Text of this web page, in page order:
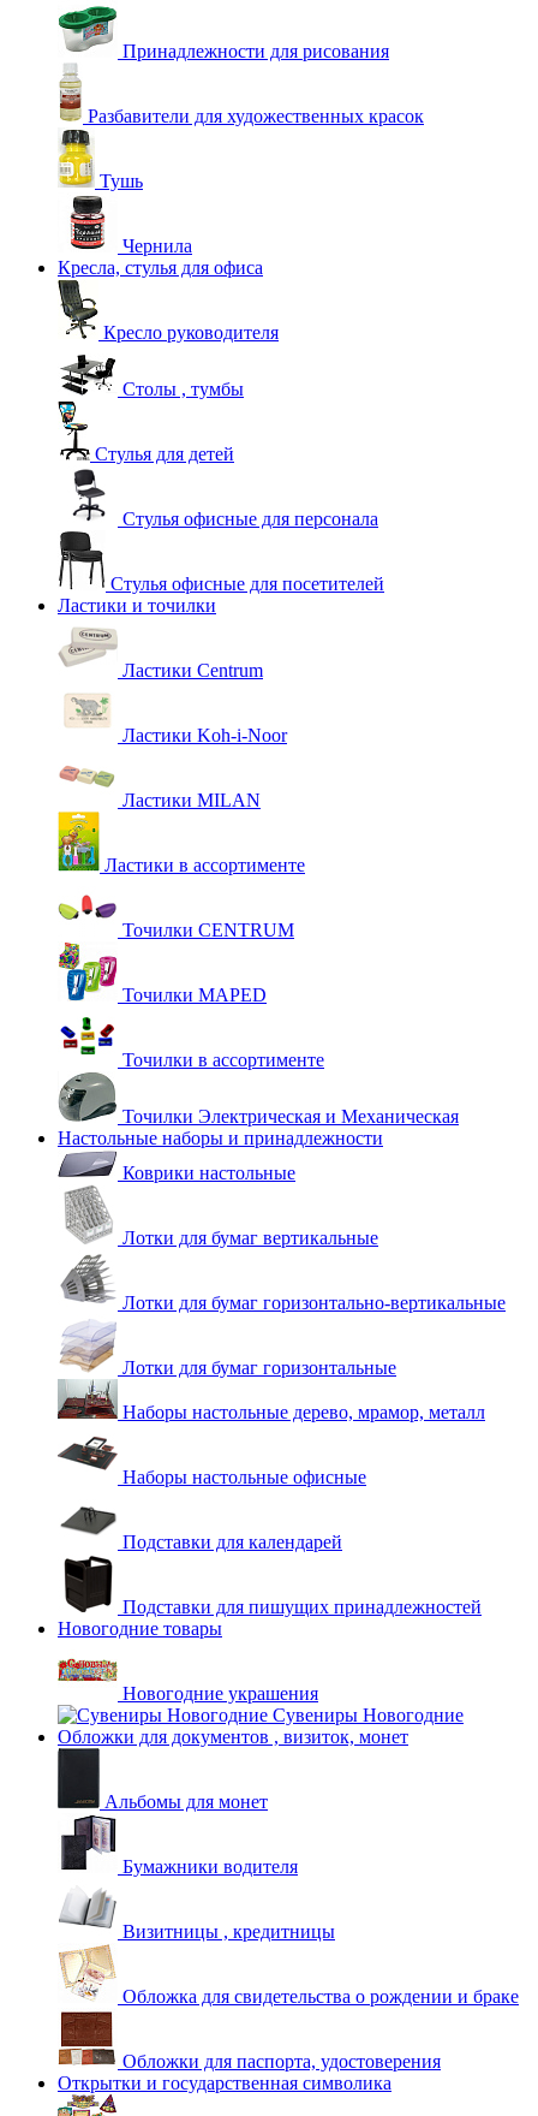
Принадлежности для рисования
Разбавители для художественных красок
Тушь
Чернила
Кресла, стулья для офиса
Кресло руководителя
Столы , тумбы
Стулья для детей
Стулья офисные для персонала
Стулья офисные для посетителей
Ластики и точилки
Ластики Centrum
Ластики Koh-i-Noor
Ластики MILAN
Ластики в ассортименте
Точилки CENTRUM
Точилки MAPED
Точилки в ассортименте
Точилки Электрическая и Механическая
Настольные наборы и принадлежности
Коврики настольные
Лотки для бумаг вертикальные
Лотки для бумаг горизонтально-вертикальные
Лотки для бумаг горизонтальные
Наборы настольные дерево, мрамор, металл
Наборы настольные офисные
Подставки для календарей
Подставки для пишущих принадлежностей
Новогодние товары
Новогодние украшения
Сувениры Новогодние
Обложки для документов , визиток, монет
Альбомы для монет
Бумажники водителя
Визитницы , кредитницы
Обложка для свидетельства о рождении и браке
Обложки для паспорта, удостоверения
Открытки и государственная символика